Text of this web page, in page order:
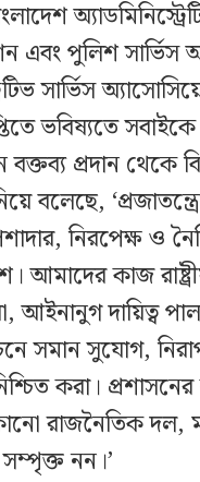
এবং পুলিশ সার্ভিস
সার্ভিস
ভবিষ্যতে
বক্তব্য প্রদান থেকে
বলেছে,
নিরপেক্ষ ও
আমাদের কাজ
আইনানুগ দায়িত্ব
সমান সুযোগ,
করা। প্রশাসনের
রাজনৈতিক দল,
সম্পৃক্ত নন।’